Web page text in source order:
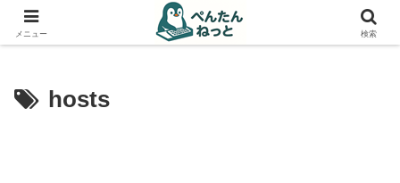
PCやガジェットの備忘録
hosts
メニュー 検索